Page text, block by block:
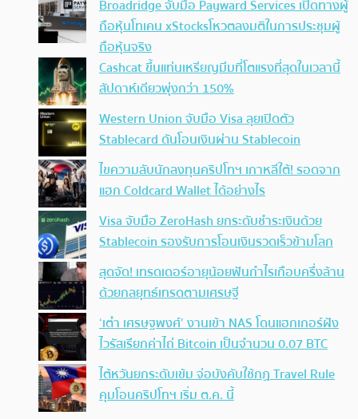
Broadridge จับมือ Payward Services เปิดทางผู้
ถือหุ้นโทเคน xStocksโหวตลงมติในการประชุมผู้
ถือหุ้นจริง
Cashcat ขึ้นแท่นเหรียญมีมที่โตแรงที่สุดในเวลานี้
สัปดาห์เดียวพุ่งกว่า 150%
Western Union จับมือ Visa ลุยเปิดตัว
Stablecard ดันโอนเงินผ่าน Stablecoin
ไขความลับนักลงทุนคริปโทฯ เกาหลีใต้! รอดจาก
แฮก Coldcard Wallet ได้อย่างไร
Visa จับมือ ZeroHash ยกระดับชำระเงินด้วย
Stablecoin รองรับการโอนเงินรวดเร็วข้ามโลก
สุดจัด! เทรดเดอร์อายุน้อยฟันกำไรเกือบครึ่งล้าน
ด้วยกลยุทธ์เทรดตามเศรษฐี
‘เต๋า เศรษฐพงศ์’ งานเข้า NAS โดนแฮกเกอร์ฝัง
ไวรัสเรียกค่าไถ่ Bitcoin เป็นจำนวน 0.07 BTC
ไต้หวันยกระดับเข้ม จ่อบังคับใช้กฏ Travel Rule
คุมโอนคริปโทฯ เริ่ม ต.ค. นี้